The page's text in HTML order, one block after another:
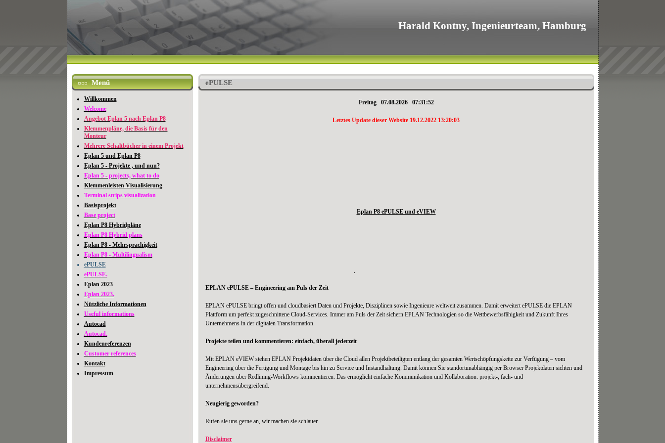
Harald Kontny, Ingenieurteam, Hamburg
Menü
Willkommen
Welcome
Angebot Eplan 5 nach Eplan P8
Klemmenpläne, die Basis für den
Monteur
Mehrere Schaltbücher in einem Projekt
Eplan 5 und Eplan P8
Eplan 5 - Projekte , und nun?
Eplan 5 - projects, what to do
Klemmenleisten Visualisierung
Terminal strips visualization
Basisprojekt
Base project
Eplan P8 Hybridpläne
Eplan P8 Hybrid plans
Eplan P8 - Mehrsprachigkeit
Eplan P8 - Multilingualism
ePULSE
ePULSE.
Eplan 2023
Eplan 2023.
Nützliche Informationen
Useful informations
Autocad
Autocad.
Kundenreferenzen
Customer references
Kontakt
Impressum
ePULSE
Freitag 07.08.2026 07:31:52
Letztes Update dieser Website 19.12.2022 13:20:03
Eplan P8 ePULSE und eVIEW
EPLAN ePULSE – Engineering am Puls der Zeit
EPLAN ePULSE bringt offen und cloudbasiert Daten und Projekte, Disziplinen sowie Ingenieure weltweit zusammen. Damit erweitert ePULSE die EPLAN
Plattform um perfekt zugeschnittene Cloud-Services. Immer am Puls der Zeit sichern EPLAN Technologien so die Wettbewerbsfähigkeit und Zukunft Ihres
Unternehmens in der digitalen Transformation.
Projekte teilen und kommentieren: einfach, überall jederzeit
Mit EPLAN eVIEW stehen EPLAN Projektdaten über die Cloud allen Projektbeteiligten entlang der gesamten Wertschöpfungskette zur Verfügung – vom
Engineering über die Fertigung und Montage bis hin zu Service und Instandhaltung. Damit können Sie standortunabhängig per Browser Projektdaten sichten und
Änderungen über Redlining-Workflows kommentieren. Das ermöglicht einfache Kommunikation und Kollaboration: projekt-, fach- und
unternehmensübergreifend.
Neugierig geworden?
Rufen sie uns gerne an, wir machen sie schlauer.
Disclaimer